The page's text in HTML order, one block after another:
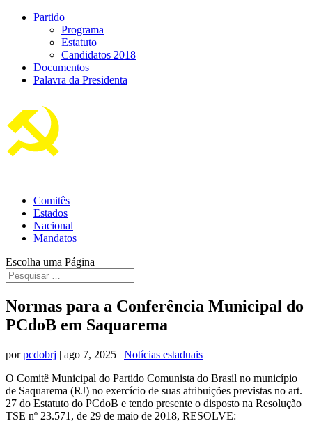
Partido
Programa
Estatuto
Candidatos 2018
Documentos
Palavra da Presidenta
Comitês
Estados
Nacional
Mandatos
Escolha uma Página
Normas para a Conferência Municipal do
PCdoB em Saquarema
porpcdobrj | ago 7, 2025 | Notícias estaduais
O Comitê Municipal do Partido Comunista do Brasil no município
de Saquarema (RJ) no exercício de suas atribuições previstas no art.
27 do Estatuto do PCdoB e tendo presente o disposto na Resolução
TSE nº 23.571, de 29 de maio de 2018, RESOLVE: